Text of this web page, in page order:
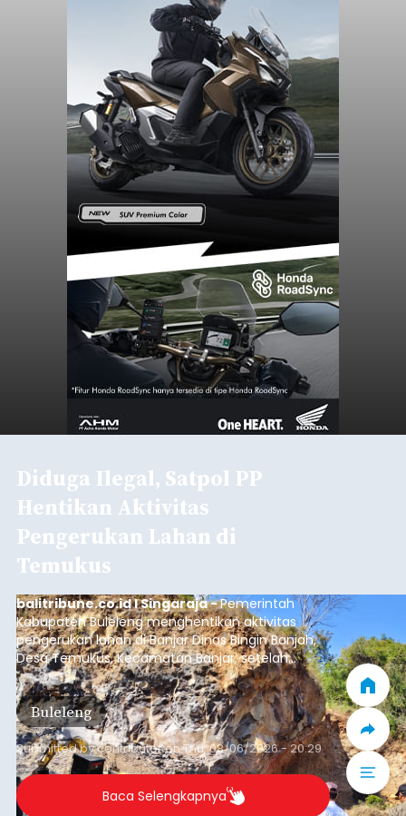
Diduga Ilegal, Satpol PP
Hentikan Aktivitas
Pengerukan Lahan di
Temukus
balitribune.co.id I Singaraja -Pemerintah
Kabupaten Buleleng menghentikan aktivitas
pengerukan lahan di Banjar Dinas Bingin Banjah,
Desa Temukus, Kecamatan Banjar, setelah
ditemukan indikasi kegiatan pengambilan
material yang tidak sesuai dengan peruntukan
kawasan.
Buleleng
Submitted bycontributoronThu, 08/06/2026 - 20:29
Baca Selengkapnya